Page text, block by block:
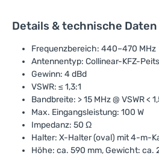
Details & technische Daten
Frequenzbereich: 440–470 MHz
Antennentyp: Collinear-KFZ-
Gewinn: 4 dBd
VSWR: ≤ 1,3:1
Bandbreite: > 15 MHz @ VSWR <
Max. Eingangsleistung: 100 W
Impedanz: 50 Ω
Halter: X-Halter (oval) mit 4-m-
Höhe: ca. 590 mm, Gewicht: ca.